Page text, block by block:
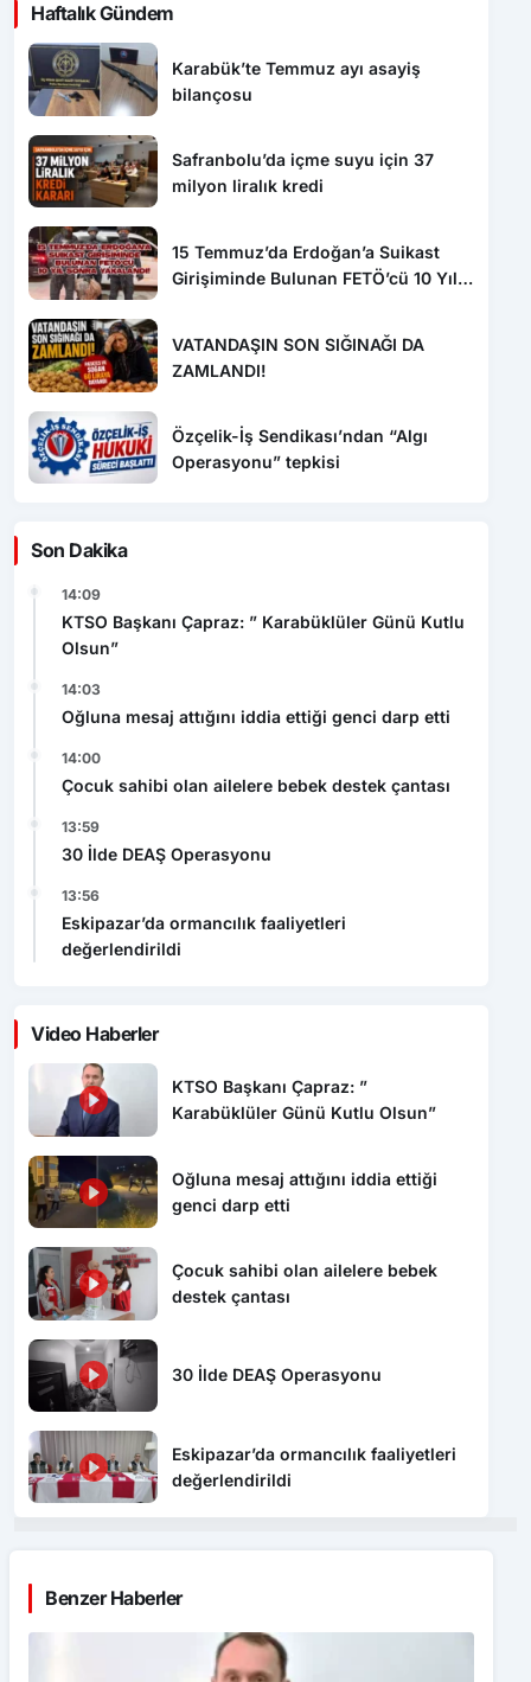
Haftalık Gündem
Karabük’te Temmuz ayı asayiş
bilançosu
Safranbolu’da içme suyu için 37
milyon liralık kredi
15 Temmuz’da Erdoğan’a Suikast
Girişiminde Bulunan FETÖ’cü 10 Yıl
VATANDAŞIN SON SIĞINAĞI DA
ZAMLANDI!
Özçelik-İş Sendikası’ndan “Algı
Operasyonu” tepkisi
Son Dakika
14:09
KTSO Başkanı Çapraz: ” Karabüklüler Günü Kutlu
Olsun”
14:03
Oğluna mesaj attığını iddia ettiği genci darp etti
14:00
Çocuk sahibi olan ailelere bebek destek çantası
13:59
30 İlde DEAŞ Operasyonu
13:56
Eskipazar’da ormancılık faaliyetleri
değerlendirildi
Video Haberler
KTSO Başkanı Çapraz: ”
Karabüklüler Günü Kutlu Olsun”
Oğluna mesaj attığını iddia ettiği
genci darp etti
Çocuk sahibi olan ailelere bebek
destek çantası
30 İlde DEAŞ Operasyonu
Eskipazar’da ormancılık faaliyetleri
değerlendirildi
Benzer Haberler